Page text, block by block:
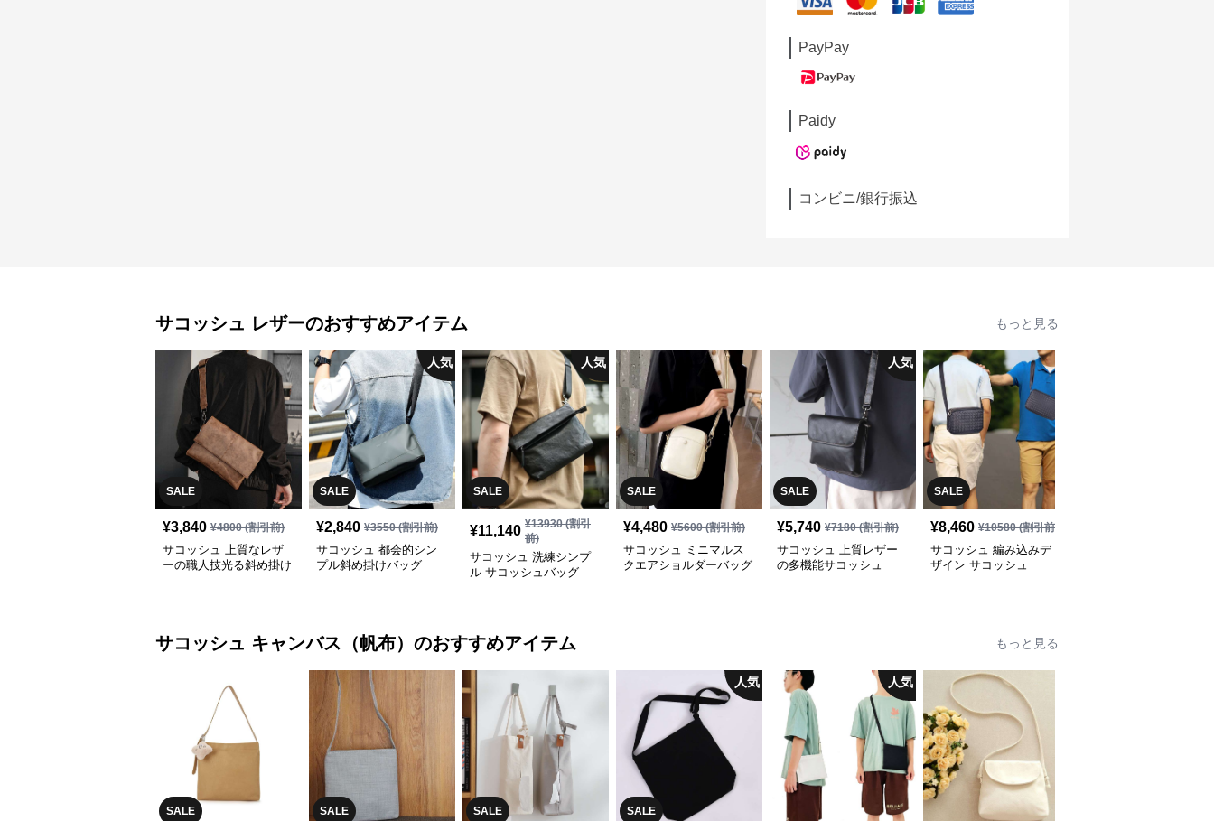
PayPay
Paidy
コンビニ/銀行振込
サコッシュ レザーのおすすめアイテム もっと見る
SALE
¥3,840 ¥4800(割引前)
サコッシュ 上質なレザ
ーの職人技光る斜め掛け
SALE
人気
¥2,840 ¥3550(割引前)
サコッシュ 都会的シン
プル斜め掛けバッグ
SALE
人気
¥11,140 ¥13930(割引
前)
サコッシュ 洗練シンプ
ル サコッシュバッグ
SALE
¥4,480 ¥5600(割引前)
サコッシュ ミニマルス
クエアショルダーバッグ
SALE
人気
¥5,740 ¥7180(割引前)
サコッシュ 上質レザー
の多機能サコッシュ
SALE
¥8,460 ¥10580(割引前)
サコッシュ 編み込みデ
ザイン サコッシュ
サコッシュ キャンバス（帆布） のおすすめアイテム もっと見る
SALE SALE SALE SALE
人気 人気